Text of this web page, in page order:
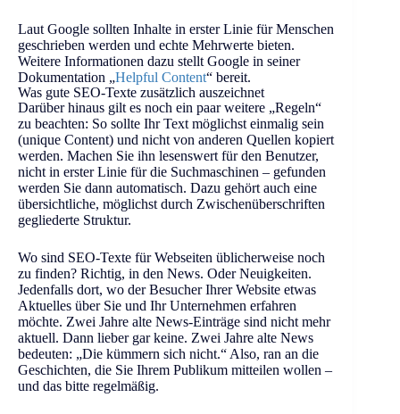
Laut Google sollten Inhalte in erster Linie für Menschen
geschrieben werden und echte Mehrwerte bieten.
Weitere Informationen dazu stellt Google in seiner
Dokumentation „Helpful Content“ bereit.
Was gute SEO-Texte zusätzlich auszeichnet
Darüber hinaus gilt es noch ein paar weitere „Regeln“
zu beachten: So sollte Ihr Text möglichst einmalig sein
(unique Content) und nicht von anderen Quellen kopiert
werden. Machen Sie ihn lesenswert für den Benutzer,
nicht in erster Linie für die Suchmaschinen – gefunden
werden Sie dann automatisch. Dazu gehört auch eine
übersichtliche, möglichst durch Zwischenüberschriften
gegliederte Struktur.
Wo sind SEO-Texte für Webseiten üblicherweise noch
zu finden? Richtig, in den News. Oder Neuigkeiten.
Jedenfalls dort, wo der Besucher Ihrer Website etwas
Aktuelles über Sie und Ihr Unternehmen erfahren
möchte. Zwei Jahre alte News-Einträge sind nicht mehr
aktuell. Dann lieber gar keine. Zwei Jahre alte News
bedeuten: „Die kümmern sich nicht.“ Also, ran an die
Geschichten, die Sie Ihrem Publikum mitteilen wollen –
und das bitte regelmäßig.